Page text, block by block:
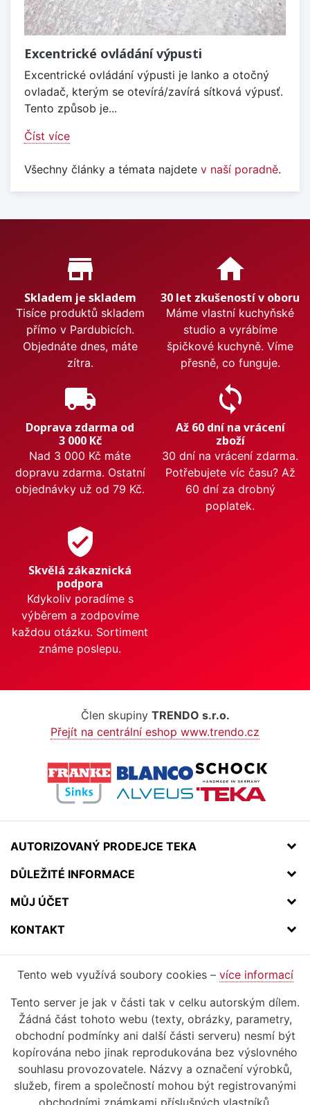
Excentrické ovládání výpusti
Excentrické ovládání výpusti je lanko a otočný
ovladač, kterým se otevírá/zavírá sítková výpusť.
Tento způsob je...
Číst více
Všechny články a témata najdete v naší poradně.
Proč nakupovat u nás?
store_mall_directory
Skladem je skladem
Tisíce produktů skladem
přímo v Pardubicích.
Objednáte dnes, máte
zítra.
home
30 let zkušeností v oboru
Máme vlastní kuchyňské
studio a vyrábíme
špičkové kuchyně. Víme
přesně, co funguje.
local_shipping
Doprava zdarma od
3 000 Kč
Nad 3 000 Kč máte
dopravu zdarma. Ostatní
objednávky už od 79 Kč.
sync
Až 60 dní na vrácení
zboží
30 dní na vrácení zdarma.
Potřebujete víc času? Až
60 dní za drobný
poplatek.
verified_user
Skvělá zákaznická
podpora
Kdykoliv poradíme s
výběrem a zodpovíme
každou otázku. Sortiment
známe poslepu.
Člen skupiny TRENDO s.r.o.
Přejít na centrální eshop www.trendo.cz
AUTORIZOVANÝ PRODEJCE TEKA
DŮLEŽITÉ INFORMACE
MŮJ ÚČET
KONTAKT
Tento web využívá soubory cookies – více informací
Tento server je jak v části tak v celku autorským dílem.
Žádná část tohoto webu (texty, obrázky, parametry,
obchodní podmínky ani další části serveru) nesmí být
kopírována nebo jinak reprodukována bez výslovného
souhlasu provozovatele. Názvy a označení výrobků,
služeb, firem a společností mohou být registrovanými